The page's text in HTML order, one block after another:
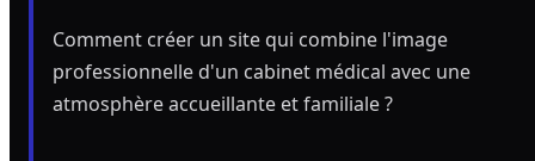
Comment créer un site qui combine l'image
professionnelle d'un cabinet médical avec une
atmosphère accueillante et familiale ?